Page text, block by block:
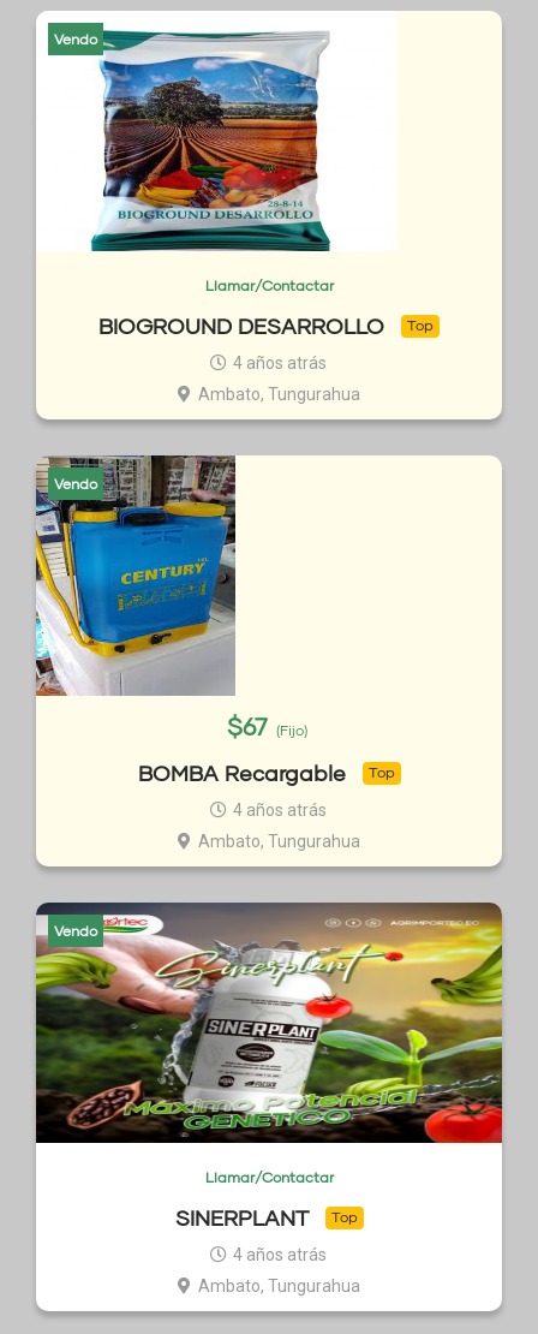
Vendo
Llamar/Contactar
BIOGROUND DESARROLLO Top
4 años atrás
Ambato, Tungurahua
Vendo
$67 (Fijo)
BOMBA Recargable Top
4 años atrás
Ambato, Tungurahua
Vendo
Llamar/Contactar
SINERPLANT Top
4 años atrás
Ambato, Tungurahua